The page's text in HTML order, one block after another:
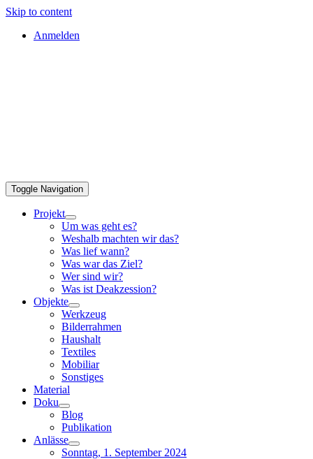
Skip to content
Anmelden
Toggle Navigation
Projekt
Um was geht es?
Weshalb machten wir das?
Was lief wann?
Was war das Ziel?
Wer sind wir?
Was ist Deakzession?
Objekte
Werkzeug
Bilderrahmen
Haushalt
Textiles
Mobiliar
Sonstiges
Material
Doku
Blog
Publikation
Anlässe
Sonntag, 1. September 2024